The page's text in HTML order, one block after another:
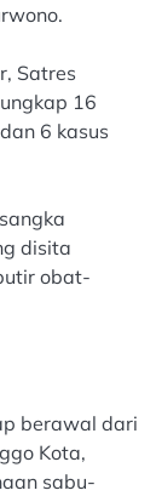
Satres
16
6 kasus
disita
obat-
berawal dari
Kota,
sabu-